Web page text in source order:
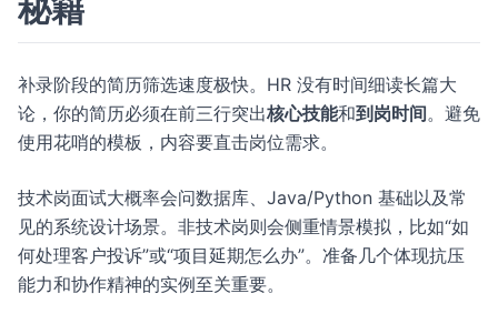
秘籍
补录阶段的简历筛选速度极快。HR 没有时间细读长篇大
论，你的简历必须在前三行突出核心技能和到岗时间。避免
使用花哨的模板，内容要直击岗位需求。
技术岗面试大概率会问数据库、Java/Python 基础以及常
见的系统设计场景。非技术岗则会侧重情景模拟，比如“如
何处理客户投诉”或“项目延期怎么办”。准备几个体现抗压
能力和协作精神的实例至关重要。